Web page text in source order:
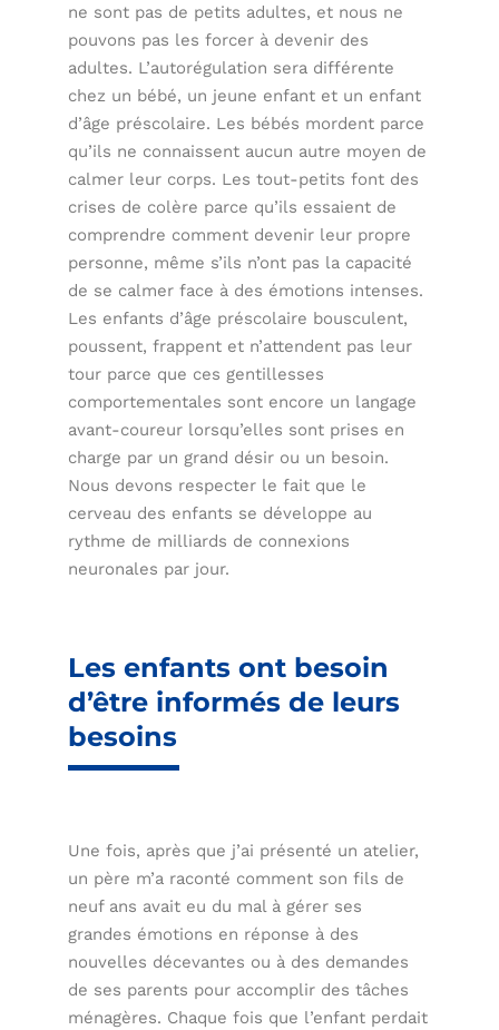
ne sont pas de petits adultes, et nous ne
pouvons pas les forcer à devenir des
adultes. L’autorégulation sera différente
chez un bébé, un jeune enfant et un enfant
d’âge préscolaire. Les bébés mordent parce
qu’ils ne connaissent aucun autre moyen de
calmer leur corps. Les tout-petits font des
crises de colère parce qu’ils essaient de
comprendre comment devenir leur propre
personne, même s’ils n’ont pas la capacité
de se calmer face à des émotions intenses.
Les enfants d’âge préscolaire bousculent,
poussent, frappent et n’attendent pas leur
tour parce que ces gentillesses
comportementales sont encore un langage
avant-coureur lorsqu’elles sont prises en
charge par un grand désir ou un besoin.
Nous devons respecter le fait que le
cerveau des enfants se développe au
rythme de milliards de connexions
neuronales par jour.
Les enfants ont besoin
d’être informés de leurs
besoins
Une fois, après que j’ai présenté un atelier,
un père m’a raconté comment son fils de
neuf ans avait eu du mal à gérer ses
grandes émotions en réponse à des
nouvelles décevantes ou à des demandes
de ses parents pour accomplir des tâches
ménagères. Chaque fois que l’enfant perdait